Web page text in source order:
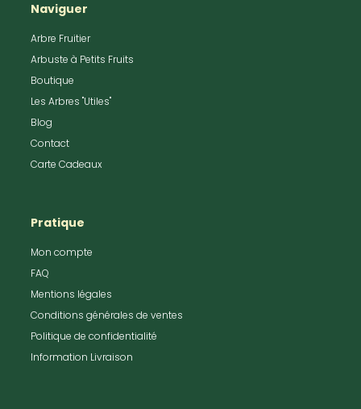
Naviguer
Arbre Fruitier
Arbuste à Petits Fruits
Boutique
Les Arbres "Utiles"
Blog
Contact
Carte Cadeaux
Pratique
Mon compte
FAQ
Mentions légales
Conditions générales de ventes
Politique de confidentialité
Information Livraison